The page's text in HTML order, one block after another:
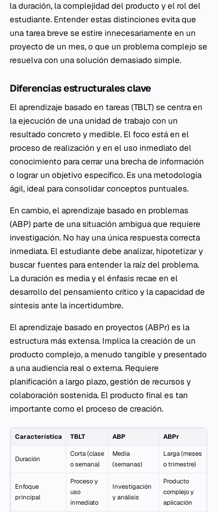
la duración, la complejidad del producto y el rol del
estudiante. Entender estas distinciones evita que
una tarea breve se estire innecesariamente en un
proyecto de un mes, o que un problema complejo se
resuelva con una solución demasiado simple.
Diferencias estructurales clave
El aprendizaje basado en tareas (TBLT) se centra en
la ejecución de una unidad de trabajo con un
resultado concreto y medible. El foco está en el
proceso de realización y en el uso inmediato del
conocimiento para cerrar una brecha de información
o lograr un objetivo específico. Es una metodología
ágil, ideal para consolidar conceptos puntuales.
En cambio, el aprendizaje basado en problemas
(ABP) parte de una situación ambigua que requiere
investigación. No hay una única respuesta correcta
inmediata. El estudiante debe analizar, hipotetizar y
buscar fuentes para entender la raíz del problema.
La duración es media y el énfasis recae en el
desarrollo del pensamiento crítico y la capacidad de
síntesis ante la incertidumbre.
El aprendizaje basado en proyectos (ABPr) es la
estructura más extensa. Implica la creación de un
producto complejo, a menudo tangible y presentado
a una audiencia real o externa. Requiere
planificación a largo plazo, gestión de recursos y
colaboración sostenida. El producto final es tan
importante como el proceso de creación.
Característica TBLT ABP ABPr
Duración
Corta (clase
o semana)
Media
(semanas)
Larga (meses
o trimestre)
Enfoque
principal
Proceso y
uso
inmediato
Investigación
y análisis
Producto
complejo y
aplicación